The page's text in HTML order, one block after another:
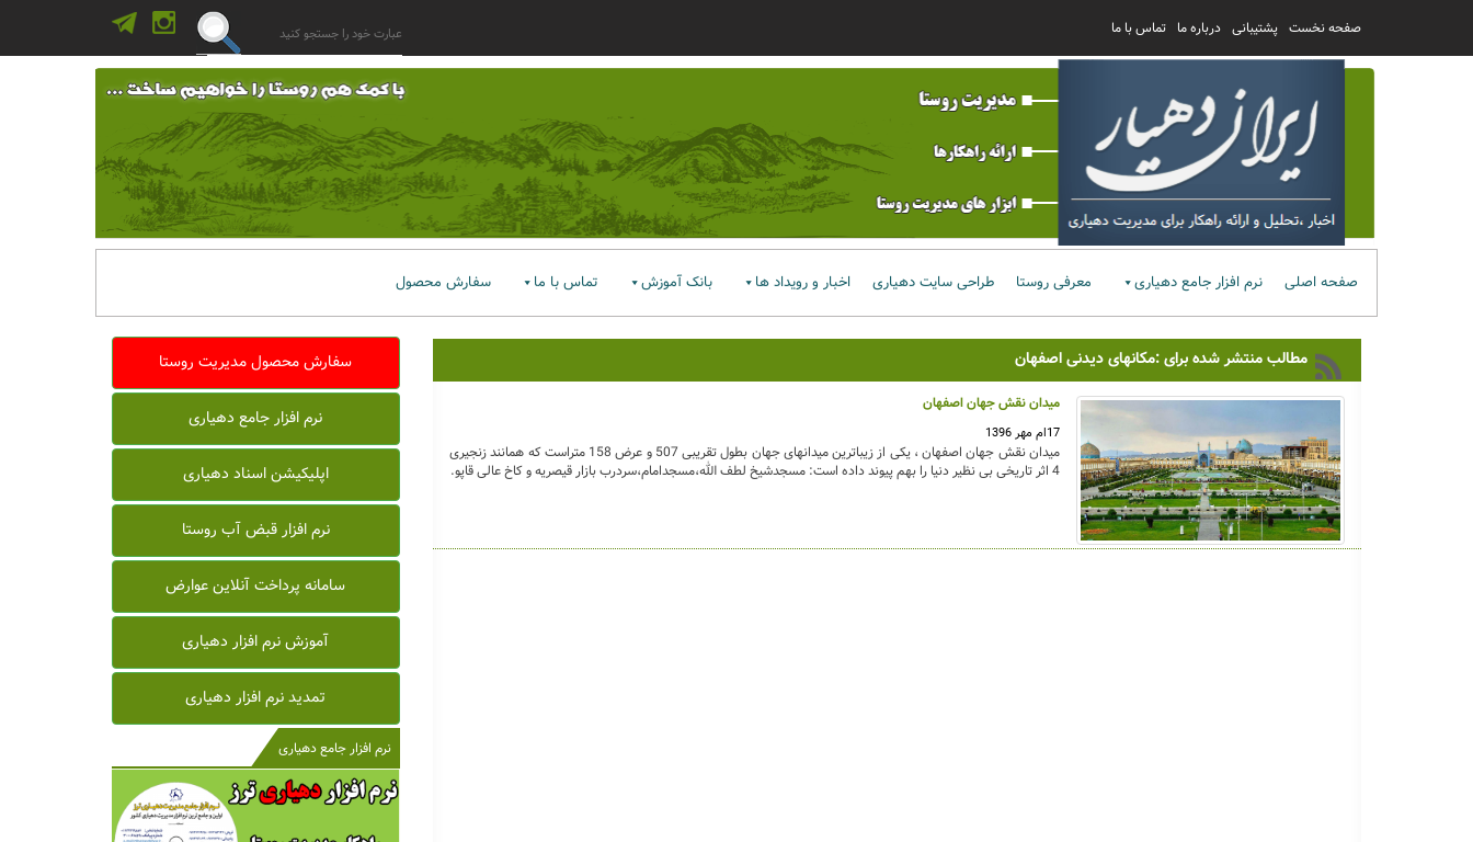
صفحه نخست پشتیبانی درباره ما تماس با ما
صفحه اصلی نرم افزار جامع دهیاری معرفی روستا طراحی سایت دهیاری اخبار و رویداد ها بانک آموزش تماس با ما سفارش محصول
مطالب منتشر شده برای :مکانهای دیدنی اصفهان
میدان نقش جهان اصفهان
17ام مهر 1396
میدان نقش جهان اصفهان ، یکی از زیباترین میدانهای جهان بطول تقریبی 507 و عرض 158 متراست که همانند زنجیری
4 اثر تاریخی بی نظیر دنیا را بهم پیوند داده است: مسجدشیخ لطف الله،مسجدامام،سردرب بازار قیصریه و کاخ عالی قاپو.
سفارش محصول مدیریت روستا
نرم افزار جامع دهیاری
اپلیکیشن اسناد دهیاری
نرم افزار قبض آب روستا
سامانه پرداخت آنلاین عوارض
آموزش نرم افزار دهیاری
تمدید نرم افزار دهیاری
نرم افزار جامع دهیاری